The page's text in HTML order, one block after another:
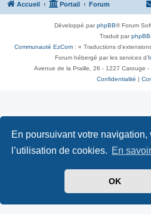
En poursuivant votre navigation,
l’utilisation de cookies. En
OK
Accueil Portail Forum
Développé parphpBB® Forum
Traduit par
Communauté EzCom : « Traductions
Forum hébergé par les services d’
Avenue de la Praille, 26 - 1227 Carouge
Confidentialité